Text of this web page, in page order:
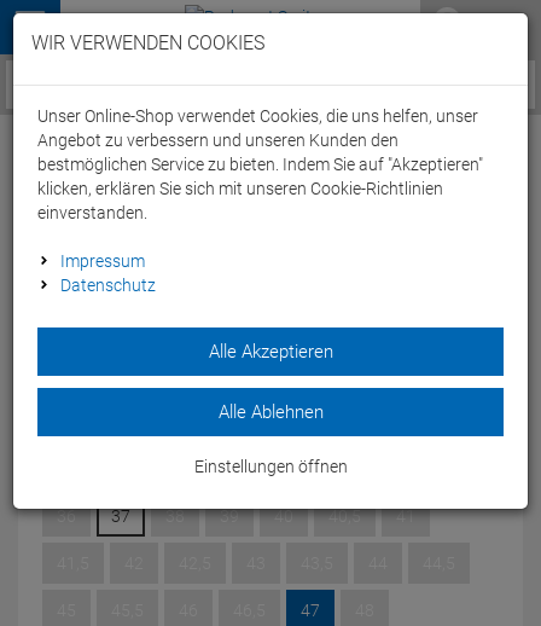
Menü
Service / Hilfe
Fizik Tempo Decos Rennrad Schuh
white/white - 47
Der minimalistischer Carbon-Rennradschuh mit einer
großzügigeren Passform.
36
37 38 39 40 40,5 41
47
WIR VERWENDEN COOKIES
Unser Online-Shop verwendet Cookies, die uns helfen, unser
Angebot zu verbessern und unseren Kunden den
bestmöglichen Service zu bieten. Indem Sie auf "Akzeptieren"
klicken, erklären Sie sich mit unseren Cookie-Richtlinien
einverstanden.
Impressum
Datenschutz
Alle Akzeptieren
Alle Ablehnen
Einstellungen öffnen